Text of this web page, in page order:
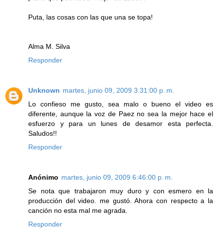
Puta, las cosas con las que una se topa!
Alma M. Silva
Responder
Unknown martes, junio 09, 2009 3:31:00 p. m.
Lo confieso me gusto, sea malo o bueno el video es
diferente, aunque la voz de Paez no sea la mejor hace el
esfuerzo y para un lunes de desamor esta perfecta.
Saludos!!
Responder
Anónimo martes, junio 09, 2009 6:46:00 p. m.
Se nota que trabajaron muy duro y con esmero en la
producción del video. me gustó. Ahora con respecto a la
canción no esta mal me agrada.
Responder